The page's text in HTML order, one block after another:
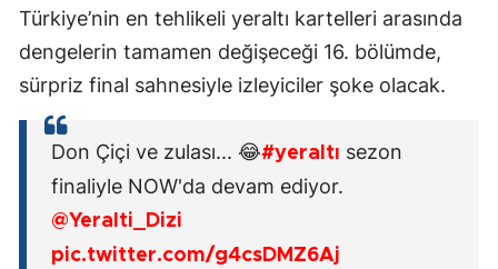
Türkiye’nin en tehlikeli yeraltı kartelleri arasında
dengelerin tamamen değişeceği 16. bölümde,
sürpriz final sahnesiyle izleyiciler şoke olacak.
Don Çiçi ve zulası... 😂#yeraltı sezon
finaliyle NOW'da devam ediyor.
@Yeralti_Dizi
pic.twitter.com/g4csDMZ6Aj